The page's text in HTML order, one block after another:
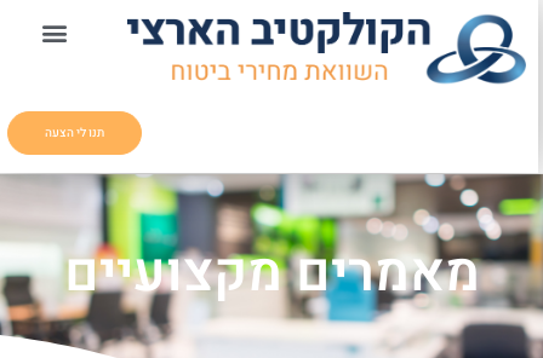
תנו לי הצעה
מאמרים מקצועיים